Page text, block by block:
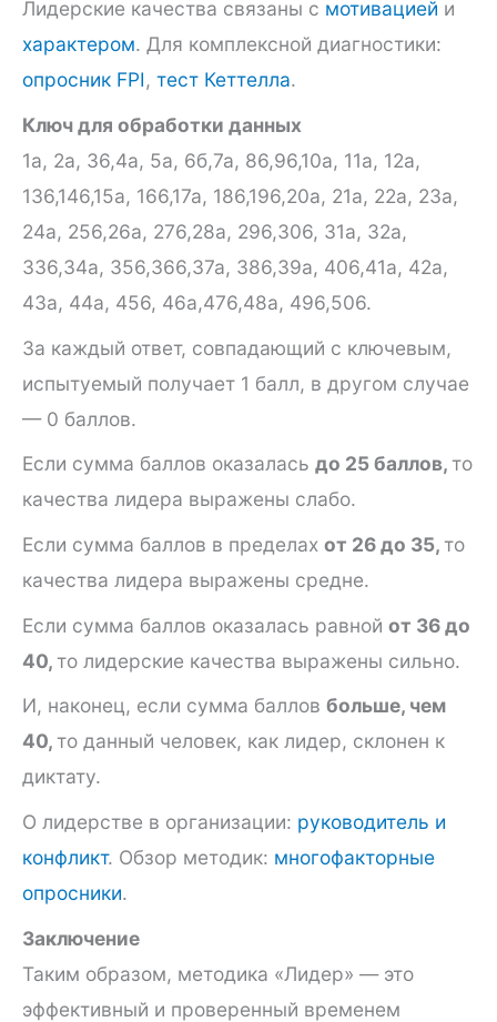
Лидерские качества связаны с мотивацией и
характером. Для комплексной диагностики:
опросник FPI, тест Кеттелла.
Ключ для обработки данных
1а, 2а, 36,4а, 5а, 6б,7а, 86,96,10а, 11а, 12а,
136,146,15а, 166,17а, 186,196,20а, 21а, 22а, 23а,
24а, 256,26а, 276,28а, 296,306, 31а, 32а,
336,34а, 356,366,37а, 386,39а, 406,41а, 42а,
43а, 44а, 456, 46а,476,48а, 496,506.
За каждый ответ, совпадающий с ключевым,
испытуемый по­лучает 1 балл, в другом случае
— 0 баллов.
Если сумма баллов оказалась до 25 баллов,то
качества лиде­ра выражены слабо.
Если сумма баллов в пределах от 26 до 35,то
качества лидера выражены средне.
Если сумма баллов оказалась равной от 36 до
40,то лидерс­кие качества выражены сильно.
И, наконец, если сумма баллов больше, чем
40,то данный че­ловек, как лидер, склонен к
диктату.
О лидерстве в организации: руководитель и
конфликт. Обзор методик: многофакторные
опросники.
Заключение
Таким образом, методика «Лидер» — это
эффективный и проверенный временем